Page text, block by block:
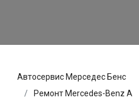
Автосервис Мерседес Бенс
Ремонт Mercedes-Benz A